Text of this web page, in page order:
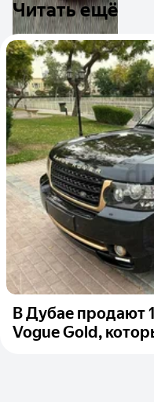
Читать ещё
В Дубае продают
Vogue Gold,